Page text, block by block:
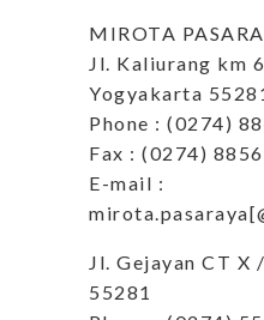
MIROTA
Jl. Kaliurang km
Yogyakarta
Phone : (0274)
Fax : (0274)
E-mail :
Jl. Gejayan CT X
55281